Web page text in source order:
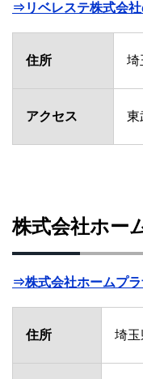
⇒リベレステ株式会
住所 埼
アクセス 東
株式会社ホー
⇒株式会社ホームプ
住所 埼